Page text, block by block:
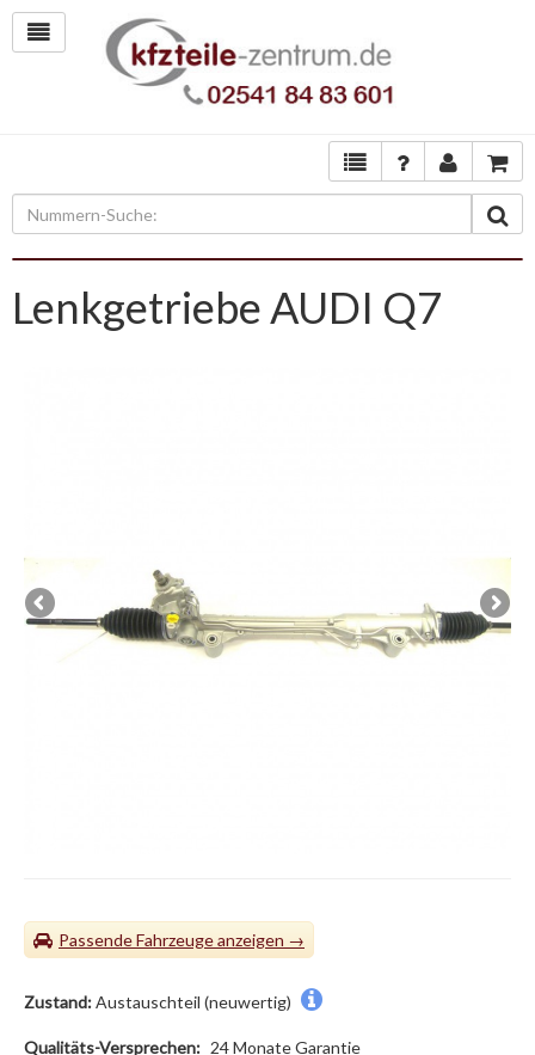
Lenkgetriebe AUDI Q7
Passende Fahrzeuge
Zustand:Austauschteil (neuwertig)
Qualitäts-Versprechen: 24 Monate Garantie